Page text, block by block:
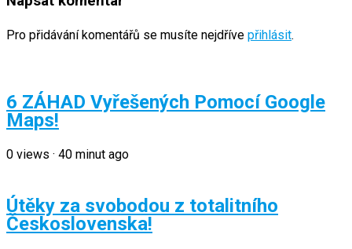
Pro přidávání komentářů se musíte nejdříve přihlásit.
6 ZÁHAD Vyřešených Pomocí Google
Maps!
0 views · 40 minut ago
Útěky za svobodou z totalitního
Československa!